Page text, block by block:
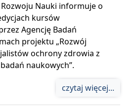
Nauki informuje o
kursów
Agencję Badań
projektu „Rozwój
ochrony zdrowia z
naukowych”.
czytaj więcej...